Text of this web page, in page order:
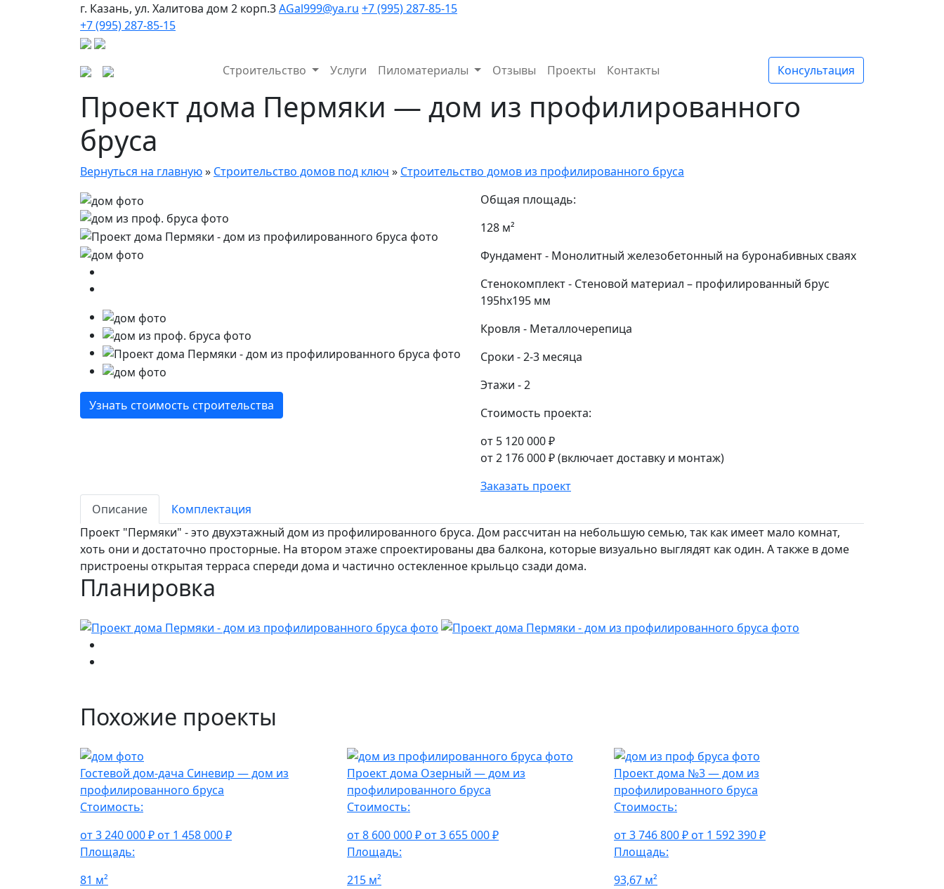
г. Казань, ул. Халитова дом 2 корп.3AGal999@ya.ru +7 (995) 287-85-15
+7 (995) 287-85-15
Строительство Услуги Пиломатериалы Отзывы Проекты Контакты Консультация
Проект дома Пермяки — дом из профилированного
бруса
Вернуться на главную» Строительство домов под ключ » Строительство домов из профилированного бруса
Узнать стоимость строительства
Общая площадь:
128 м²
Фундамент- Монолитный железобетонный на буронабивных сваях
Стенокомплект- Стеновой материал – профилированный брус
195hх195 мм
Кровля - Металлочерепица
Сроки -2-3 месяца
Этажи -2
Стоимость проекта:
от 5 120 000 ₽
от 2 176 000 ₽(включает доставку и монтаж)
Заказать проект
Описание
Комплектация
Проект "Пермяки" - это двухэтажный дом из профилированного бруса. Дом рассчитан на небольшую семью, так как имеет мало комнат,
хоть они и достаточно просторные. На втором этаже спроектированы два балкона, которые визуально выглядят как один. А также в доме
пристроены открытая терраса спереди дома и частично остекленное крыльцо сзади дома.
Планировка
Похожие проекты
Гостевой дом-дача Синевир — дом из
профилированного бруса
Стоимость:
от 3 240 000 ₽от 1 458 000 ₽
Площадь:
81 м²
Проект дома Озерный — дом из
профилированного бруса
Стоимость:
от 8 600 000 ₽от 3 655 000 ₽
Площадь:
215 м²
Проект дома №3 — дом из
профилированного бруса
Стоимость:
от 3 746 800 ₽от 1 592 390 ₽
Площадь:
93,67 м²